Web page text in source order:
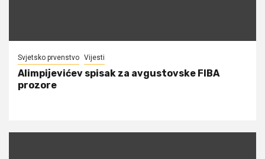
Svjetsko prvenstvo Vijesti
Alimpijevićev spisak za avgustovske FIBA
prozore